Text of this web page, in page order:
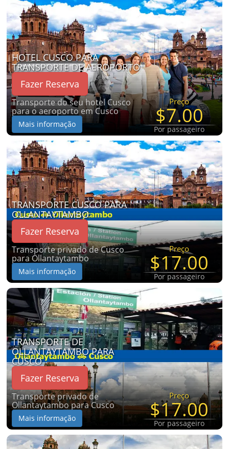
HOTEL CUSCO PARA
TRANSPORTE DE AEROPORTO
Fazer Reserva
Transporte do seu hotel Cusco
para o aeroporto em Cusco
Mais informação
Preço
$7.00
Por passageiro
TRANSPORTE CUSCO PARA
OLLANTAYTAMBO
Fazer Reserva
Transporte privado de Cusco
para Ollantaytambo
Mais informação
Preço
$17.00
Por passageiro
TRANSPORTE DE
OLLANTAYTAMBO PARA
CUSCO
Fazer Reserva
Transporte privado de
Ollantaytambo para Cusco
Mais informação
Preço
$17.00
Por passageiro